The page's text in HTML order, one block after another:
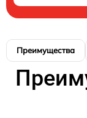
Преимущества